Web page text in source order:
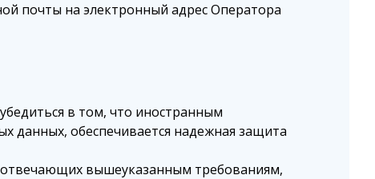
почты на электронный адрес Оператора
в том, что иностранным
данных, обеспечивается надежная защита
отвечающих вышеуказанным требованиям,